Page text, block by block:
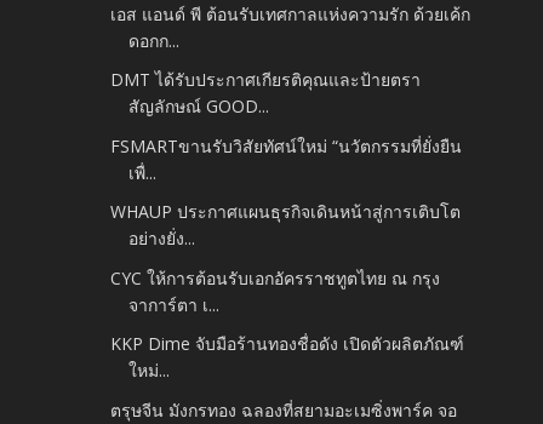
เอส แอนด์ พี ต้อนรับเทศกาลแห่งความรัก ด้วยเค้ก
ดอกก...
DMT ได้รับประกาศเกียรติคุณและป้ายตรา
สัญลักษณ์ GOOD...
FSMARTขานรับวิสัยทัศน์ใหม่ “นวัตกรรมที่ยั่งยืน
เพื่...
WHAUP ประกาศแผนธุรกิจเดินหน้าสู่การเติบโต
อย่างยั่ง...
CYC ให้การต้อนรับเอกอัครราชทูตไทย ณ กรุง
จาการ์ตา เ...
KKP Dime จับมือร้านทองชื่อดัง เปิดตัวผลิตภัณฑ์
ใหม่...
ตรุษจีน มังกรทอง ฉลองที่สยามอะเมซิ่งพาร์ค จอ